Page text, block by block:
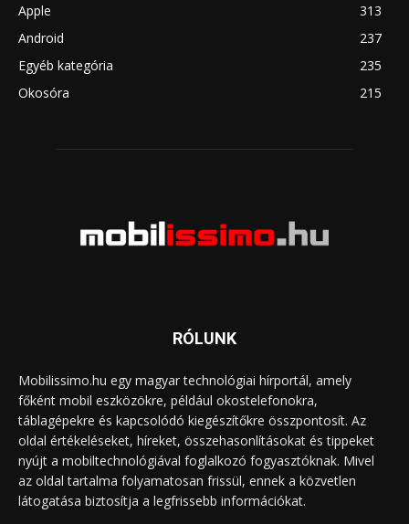
Apple
313
Android
237
Egyéb kategória
235
Okosóra
215
RÓLUNK
Mobilissimo.hu egy magyar technológiai hírportál, amely
főként mobil eszközökre, például okostelefonokra,
táblagépekre és kapcsolódó kiegészítőkre összpontosít. Az
oldal értékeléseket, híreket, összehasonlításokat és tippeket
nyújt a mobiltechnológiával foglalkozó fogyasztóknak. Mivel
az oldal tartalma folyamatosan frissül, ennek a közvetlen
látogatása biztosítja a legfrissebb információkat.